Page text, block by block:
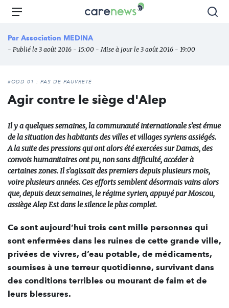
Aller
principal
Carenews,
média
des
l'engagement
Menu
Par Association MEDINA
- Publié le 3 août 2016 - 15:00 - Mise à jour le 3 août 2016 - 19:00
#ODD 01 : PAS DE PAUVRETÉ
Agir contre le siège d'Alep
Il y a quelques semaines, la communauté internationale s’est émue
de la situation des habitants des villes et villages syriens assiégés.
A la suite des pressions qui ont alors été exercées sur Damas, des
convois humanitaires ont pu, non sans difficulté, accéder à
certaines zones. Il s’agissait des premiers depuis plusieurs mois,
voire plusieurs années. Ces efforts semblent désormais vains alors
que, depuis deux semaines, le régime syrien, appuyé par Moscou,
assiège Alep Est dans le silence le plus complet.
Ce sont aujourd’hui trois cent mille personnes qui
sont enfermées dans les ruines de cette grande ville,
privées de vivres, d’eau potable, de médicaments,
soumises à une terreur quotidienne, survivant dans
des conditions terribles ou mourant de faim et de
leurs blessures.